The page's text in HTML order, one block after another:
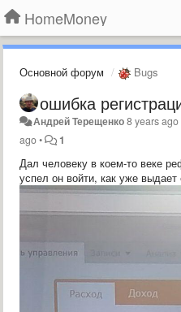
HomeMoney
Основной форум Bugs
ошибка
Андрей Терещенко8 years ago
ago• 1
Дал человеку в коем-то веке
успел он войти, как уже